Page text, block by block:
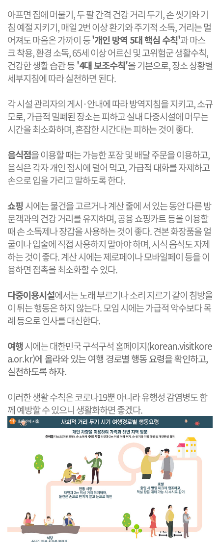
​아프면 집에 머물기, 두 팔 간격 건강 거리 두기, 손 씻기와 기
침 예절 지키기, 매일 2번 이상 환기와 주기적 소독, 거리는 멀
어져도 마음은 가까이 등'개인 방역 5대 핵심 수칙'과 마스
크 착용, 환경 소독, 65세 이상 어르신 및 고위험군 생활수칙,
건강한 생활 습관 등'4대 보조수칙'을 기본으로, 장소 상황별
세부지침에 따라 실천하면 된다.
각 시설 관리자의 게시·안내에 따라 방역지침을 지키고, 소규
모로, 가급적 밀폐된 장소는 피하고 실내 다중시설에 머무는
시간을 최소화하며, 혼잡한 시간대는 피하는 것이 좋다.
음식점을 이용할 때는 가능한 포장 및 배달 주문을 이용하고,
음식은 각자 개인 접시에 덜어 먹고, 가급적 대화를 자제하고
손으로 입을 가리고 말하도록 한다.
쇼핑시에는 물건을 고르거나 계산 줄에 서 있는 동안 다른 방
문객과의 건강 거리를 유지하며, 공용 쇼핑카트 등을 이용할
때 손 소독제나 장갑을 사용하는 것이 좋다. 견본 화장품을 얼
굴이나 입술에 직접 사용하지 말아야 하며, 시식 음식도 자제
하는 것이 좋다. 계산 시에는 제로페이나 모바일페이 등을 이
용하면 접촉을 최소화할 수 있다.
다중이용시설에서는 노래 부르기나 소리 지르기 같이 침방울
이 튀는 행동은 하지 않는다. 모임 시에는 가급적 악수보다 목
례 등으로 인사를 대신한다.
여행시에는 대한민국 구석구석 홈페이지(korean.visitkore
a.or.kr​)에 올라와 있는 여행 경로별 행동 요령을 확인하고,
실천하도록 하자.
이러한 생활 수칙은 코로나19뿐 아니라 유행성 감염병도 함
께 예방할 수 있으니 생활화하면 좋겠다.